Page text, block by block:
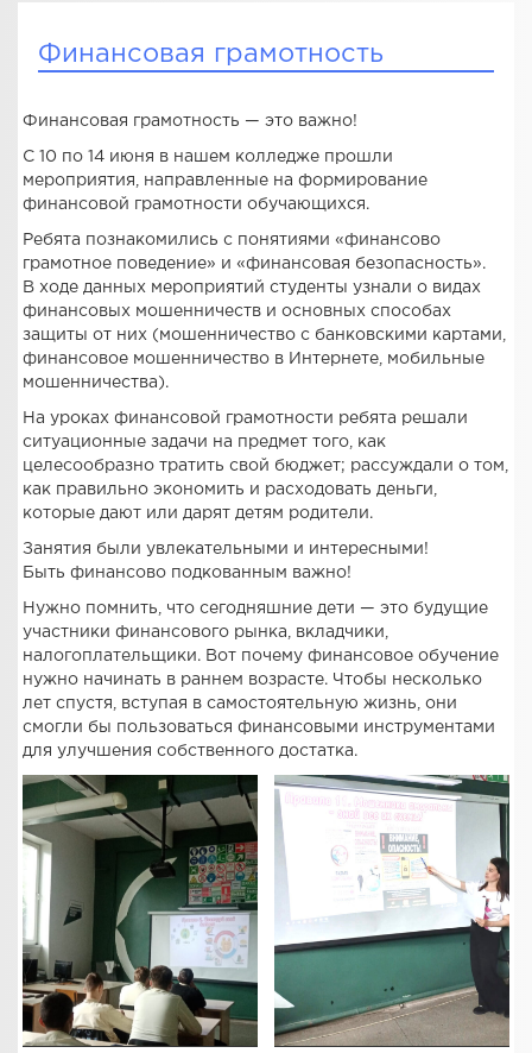
Финансовая грамотность
Финансовая грамотность — это важно!
С 10 по 14 июня в нашем колледже прошли
мероприятия, направленные на формирование
финансовой грамотности обучающихся.
Ребята познакомились с понятиями «финансово
грамотное поведение» и «финансовая безопасность».
В ходе данных мероприятий студенты узнали о видах
финансовых мошенничеств и основных способах
защиты от них (мошенничество с банковскими картами,
финансовое мошенничество в Интернете, мобильные
мошенничества).
На уроках финансовой грамотности ребята решали
ситуационные задачи на предмет того, как
целесообразно тратить свой бюджет; рассуждали о том,
как правильно экономить и расходовать деньги,
которые дают или дарят детям родители.
Занятия были увлекательными и интересными!
Быть финансово подкованным важно!
Нужно помнить, что сегодняшние дети — это будущие
участники финансового рынка, вкладчики,
налогоплательщики. Вот почему финансовое обучение
нужно начинать в раннем возрасте. Чтобы несколько
лет спустя, вступая в самостоятельную жизнь, они
смогли бы пользоваться финансовыми инструментами
для улучшения собственного достатка.